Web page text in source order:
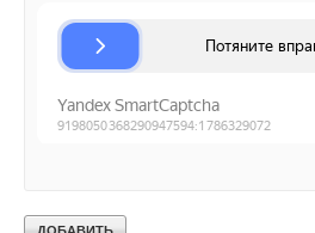
которых можно произвести наладку
теплового режима каждого
СРТ с зависимым и полузависимым
к тепловой сети подтвердили их
здания, могут проектироваться с